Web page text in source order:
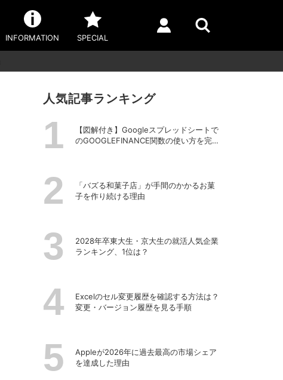
INFORMATION SPECIAL
人気記事ランキング
【図解付き】Googleスプレッドシートで
のGOOGLEFINANCE関数の使い方を完全
「バズる和菓子店」が手間のかかるお菓
子を作り続ける理由
2028年卒東大生・京大生の就活人気企業
ランキング、1位は？
Excelのセル変更履歴を確認する方法は？
変更・バージョン履歴を見る手順
Appleが2026年に過去最⾼の市場シェア
を達成した理由